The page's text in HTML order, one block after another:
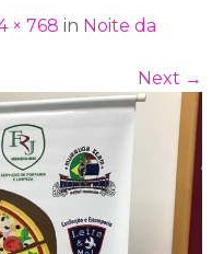
× 768 in Noite da
Next →